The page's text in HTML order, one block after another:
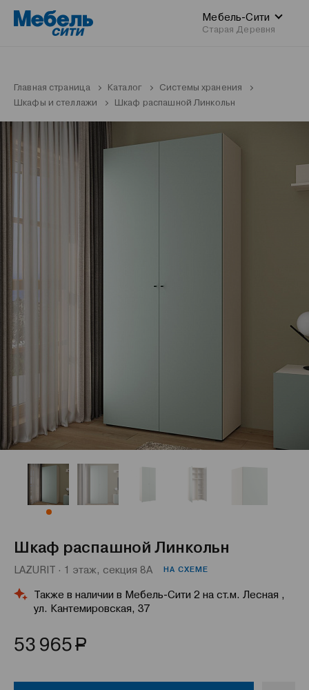
Мебель-Сити
Старая Деревня
Главная страница Каталог
Системы хранения
Шкафы и стеллажи
Шкаф распашной Линкольн
Шкаф распашной Линкольн
LAZURIT · 1 этаж, секция 8А НА СХЕМЕ
Также в наличии в Мебель-Сити 2 на ст.м. Лесная ,
ул. Кантемировская, 37
53 965Р